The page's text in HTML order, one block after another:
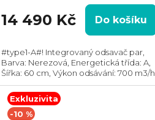
14 490 Kč Do košíku
#type1-A#! Integrovaný odsavač par,
Barva: Nerezová, Energetická třída: A,
Šířka: 60 cm, Výkon odsávání: 700 m3/h,
Průměr odtahu: 150 mm, Směr odtahu:
Horní, Hob2Hood, Možnost recirkulace i
odtahu ven
Exkluzivita
-10 %